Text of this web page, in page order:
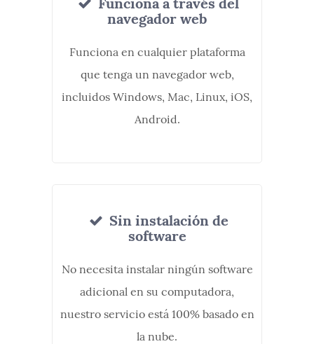
navegador web
Funciona en cualquier plataforma
que tenga un navegador web,
incluidos Windows, Mac, Linux, iOS,
Android.
Sin instalación de
software
No necesita instalar ningún software
adicional en su computadora,
nuestro servicio está 100% basado en
la nube.